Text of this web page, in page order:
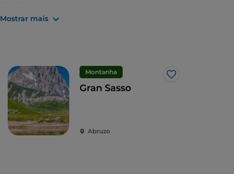
entre San Benedetto del Tronto e Vasto.
Mostrar mais
Montanha
Gosto
Gran Sasso
Abruzo